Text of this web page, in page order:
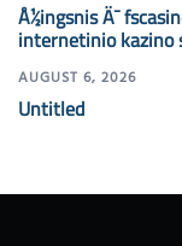
Å½ingsnis Ä¯
internetinio kazino
AUGUST 6, 2026
Untitled